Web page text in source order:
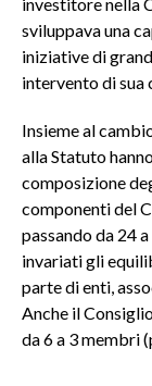
investitore nella
sviluppava una
iniziative di
intervento di sua
Insieme al
alla Statuto
composizione
componenti del
passando da 24
invariati gli
parte di enti,
Anche il
da 6 a 3 membri